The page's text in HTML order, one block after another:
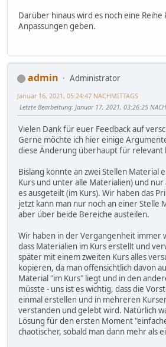
Darüber hinaus wird es noch eine
Anpassungen geben.
admin
Administrator
Januar 16, 2021, 05:24:47 NACHMITTAGS
Letzte Bearbeitung: Januar 17, 2021, 03:26:25
Vielen Dank für euer Feedback auf
Gerne möchte ich hier einige
diese Änderung überhaupt für relevant
Bislang konnte an zwei Stellen Material
Kurs und unter alle Materialien) und
es ausgeteilt (im Kurs). Wir haben das
jetzt kann man nur noch an einer Stelle
aber über beide Bereiche austeilen.
Wir haben in der Vergangenheit immer
dass Materialien im Kurs erstellt und
später mit einem zweiten Kurs alles
kopieren, da man offensichtlich davon
Material "im Kurs" liegt und in den
müsste - uns ist es wichtig, dass die
einmal erstellen und in mehreren
verstanden und gelebt wird. Natürlich
Lösung für den ersten Moment
chaotischer, sobald man dann mehr als